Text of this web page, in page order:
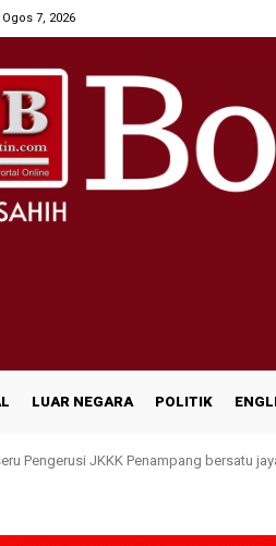
7, 2026
LUAR NEGARA POLITIK
Pengerusi JKKK Penampang bersatu